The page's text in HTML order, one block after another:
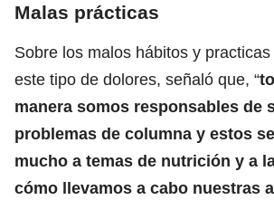
Malas prácticas
Sobre los malos hábitos y
este tipo de dolores, señaló que, “
manera somos responsables de
problemas de columna y estos
mucho a temas de nutrición y a
cómo llevamos a cabo nuestras